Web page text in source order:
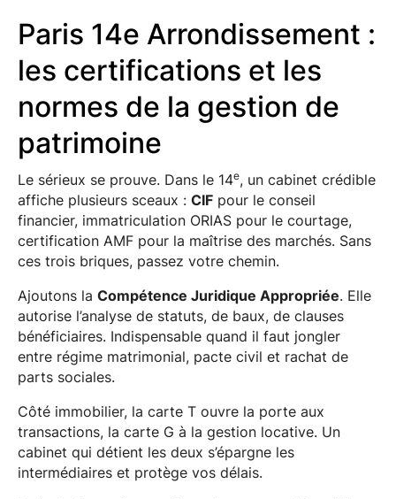
Paris 14e Arrondissement :
les certifications et les
normes de la gestion de
patrimoine
Le sérieux se prouve. Dans le 14e, un cabinet crédible
affiche plusieurs sceaux : CIFpour le conseil
financier, immatriculation ORIAS pour le courtage,
certification AMF pour la maîtrise des marchés. Sans
ces trois briques, passez votre chemin.
Ajoutons la Compétence Juridique Appropriée. Elle
autorise l’analyse de statuts, de baux, de clauses
bénéficiaires. Indispensable quand il faut jongler
entre régime matrimonial, pacte civil et rachat de
parts sociales.
Côté immobilier, la carte T ouvre la porte aux
transactions, la carte G à la gestion locative. Un
cabinet qui détient les deux s’épargne les
intermédiaires et protège vos délais.